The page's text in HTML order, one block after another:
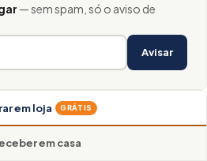
— sem spam, só o aviso de
Avisar
em loja GRÁTIS
em casa